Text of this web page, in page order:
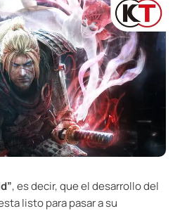
, es decir, que el desarrollo del
listo para pasar a su